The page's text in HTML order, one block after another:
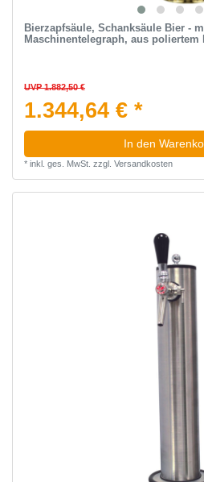
Bierzapfsäule, Schanksäule Bier -
Maschinentelegraph, aus poliertem
UVP 1.882,50 €
1.344,64 € *
In den
* inkl. ges. MwSt. zzgl. Versandkosten